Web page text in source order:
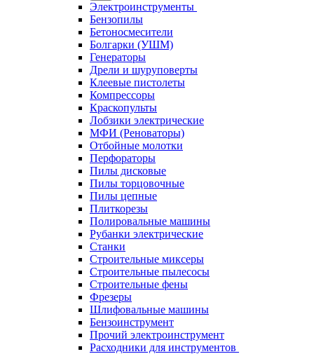
Электроинструменты
Бензопилы
Бетоносмесители
Болгарки (УШМ)
Генераторы
Дрели и шуруповерты
Клеевые пистолеты
Компрессоры
Краскопульты
Лобзики электрические
МФИ (Реноваторы)
Отбойные молотки
Перфораторы
Пилы дисковые
Пилы торцовочные
Пилы цепные
Плиткорезы
Полировальные машины
Рубанки электрические
Станки
Строительные миксеры
Строительные пылесосы
Строительные фены
Фрезеры
Шлифовальные машины
Бензоинструмент
Прочий электроинструмент
Расходники для инструментов